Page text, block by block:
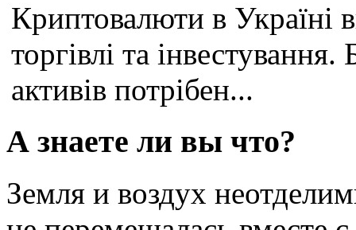
Криптовалюти в Україні
торгівлі та
активів потрібен...
А знаете ли вы что?
Земля и воздух